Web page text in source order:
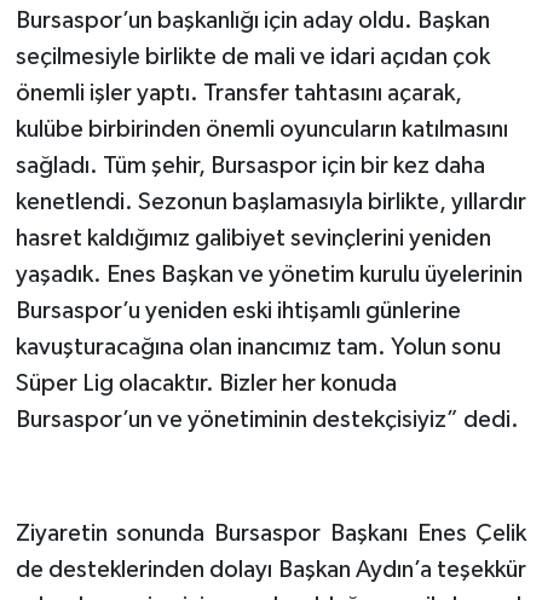
Bursaspor’un başkanlığı için aday oldu. Başkan
seçilmesiyle birlikte de mali ve idari açıdan çok
önemli işler yaptı. Transfer tahtasını açarak,
kulübe birbirinden önemli oyuncuların katılmasını
sağladı. Tüm şehir, Bursaspor için bir kez daha
kenetlendi. Sezonun başlamasıyla birlikte, yıllardır
hasret kaldığımız galibiyet sevinçlerini yeniden
yaşadık. Enes Başkan ve yönetim kurulu üyelerinin
Bursaspor’u yeniden eski ihtişamlı günlerine
kavuşturacağına olan inancımız tam. Yolun sonu
Süper Lig olacaktır. Bizler her konuda
Bursaspor’un ve yönetiminin destekçisiyiz” dedi.
Ziyaretin sonunda Bursaspor Başkanı Enes Çelik
de desteklerinden dolayı Başkan Aydın’a teşekkür